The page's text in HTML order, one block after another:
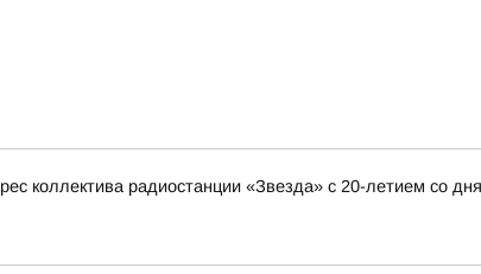
коллектива радиостанции «Звезда» с 20-летием со